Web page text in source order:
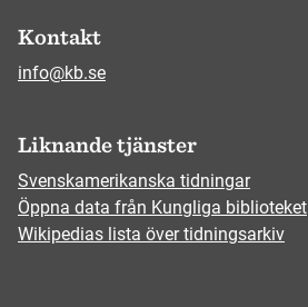
Kontakt
info@kb.se
Liknande tjänster
Svenskamerikanska tidningar
Öppna data från Kungliga biblioteket
Wikipedias lista över tidningsarkiv